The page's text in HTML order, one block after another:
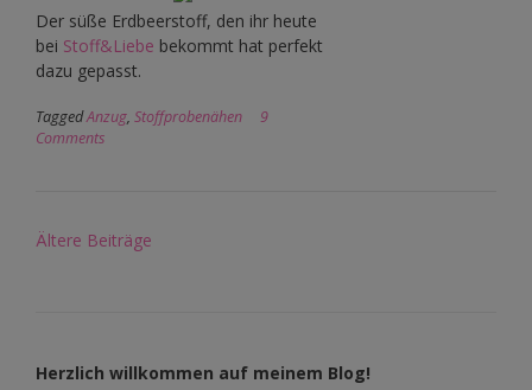
Der süße Erdbeerstoff, den ihr heute
bei Stoff&Liebe bekommt hat perfekt
dazu gepasst.
TaggedAnzug, Stoffprobenähen
9
Comments
Beitragsnavigation
Ältere Beiträge
Herzlich willkommen auf meinem Blog!